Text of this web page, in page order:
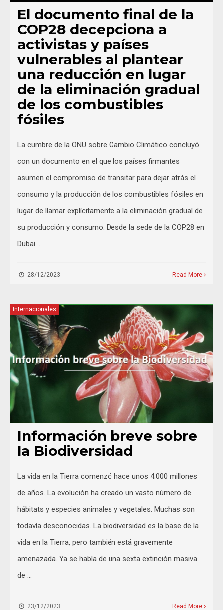
El documento final de la
COP28 decepciona a
activistas y países
vulnerables al plantear
una reducción en lugar
de la eliminación gradual
de los combustibles
fósiles
La cumbre de la ONU sobre Cambio Climático concluyó
con un documento en el que los países firmantes
asumen el compromiso de transitar para dejar atrás el
consumo y la producción de los combustibles fósiles en
lugar de llamar explícitamente a la eliminación gradual de
su producción y consumo. Desde la sede de la COP28 en
Dubai …
28/12/2023 Read More
Internacionales
Información breve sobre
la Biodiversidad
La vida en la Tierra comenzó hace unos 4.000 millones
de años. La evolución ha creado un vasto número de
hábitats y especies animales y vegetales. Muchas son
todavía desconocidas. La biodiversidad es la base de la
vida en la Tierra, pero también está gravemente
amenazada. Ya se habla de una sexta extinción masiva
de …
23/12/2023 Read More